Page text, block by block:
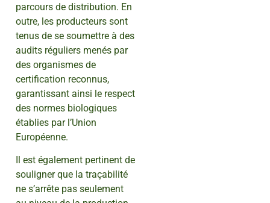
parcours de distribution. En
outre, les producteurs sont
tenus de se soumettre à des
audits réguliers menés par
des organismes de
certification reconnus,
garantissant ainsi le respect
des normes biologiques
établies par l’Union
Européenne.
Il est également pertinent de
souligner que la traçabilité
ne s’arrête pas seulement